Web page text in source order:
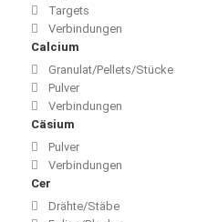
Targets
Verbindungen
Calcium
Granulat/Pellets/Stücke
Pulver
Verbindungen
Cäsium
Pulver
Verbindungen
Cer
Drähte/Stäbe